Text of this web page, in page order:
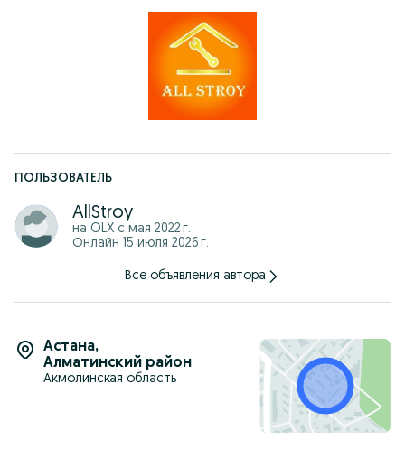
Телефон для заказов: 87********* 64
ПОЛЬЗОВАТЕЛЬ
AllStroy
на OLX с мая 2022 г.
Онлайн 15 июля 2026 г.
Все объявления автора
Астана,
Алматинский район
Акмолинская область